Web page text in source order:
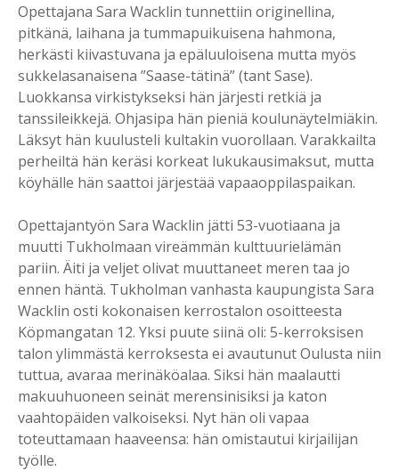
Opettajana Sara Wacklin tunnettiin originellina,
pitkänä, laihana ja tummapuikuisena hahmona,
herkästi kiivastuvana ja epäluuloisena mutta myös
sukkelasanaisena ”Saase-tätinä” (tant Sase).
Luokkansa virkistykseksi hän järjesti retkiä ja
tanssileikkejä. Ohjasipa hän pieniä koulunäytelmiäkin.
Läksyt hän kuulusteli kultakin vuorollaan. Varakkailta
perheiltä hän keräsi korkeat lukukausimaksut, mutta
köyhälle hän saattoi järjestää vapaaoppilaspaikan.
Opettajantyön Sara Wacklin jätti 53-vuotiaana ja
muutti Tukholmaan vireämmän kulttuurielämän
pariin. Äiti ja veljet olivat muuttaneet meren taa jo
ennen häntä. Tukholman vanhasta kaupungista Sara
Wacklin osti kokonaisen kerrostalon osoitteesta
Köpmangatan 12. Yksi puute siinä oli: 5-kerroksisen
talon ylimmästä kerroksesta ei avautunut Oulusta niin
tuttua, avaraa merinäköalaa. Siksi hän maalautti
makuuhuoneen seinät merensinisiksi ja katon
vaahtopäiden valkoiseksi. Nyt hän oli vapaa
toteuttamaan haaveensa: hän omistautui kirjailijan
työlle.